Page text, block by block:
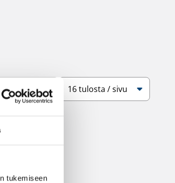
tukemiseen